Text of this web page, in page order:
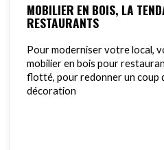
MOBILIER EN BOIS, LA
RESTAURANTS
Pour moderniser votre local,
mobilier en bois pour
flotté, pour redonner un coup
décoration